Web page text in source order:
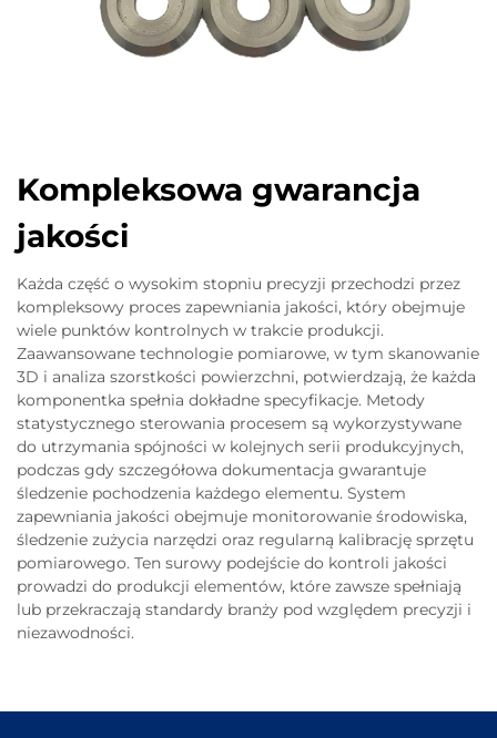
Kompleksowa gwarancja
jakości
Każda część o wysokim stopniu precyzji przechodzi przez
kompleksowy proces zapewniania jakości, który obejmuje
wiele punktów kontrolnych w trakcie produkcji.
Zaawansowane technologie pomiarowe, w tym skanowanie
3D i analiza szorstkości powierzchni, potwierdzają, że każda
komponentka spełnia dokładne specyfikacje. Metody
statystycznego sterowania procesem są wykorzystywane
do utrzymania spójności w kolejnych serii produkcyjnych,
podczas gdy szczegółowa dokumentacja gwarantuje
śledzenie pochodzenia każdego elementu. System
zapewniania jakości obejmuje monitorowanie środowiska,
śledzenie zużycia narzędzi oraz regularną kalibrację sprzętu
pomiarowego. Ten surowy podejście do kontroli jakości
prowadzi do produkcji elementów, które zawsze spełniają
lub przekraczają standardy branży pod względem precyzji i
niezawodności.